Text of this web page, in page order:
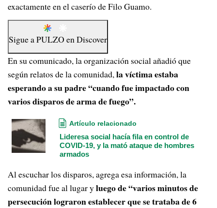
exactamente en el caserío de Filo Guamo.
Sigue aPULZO enDiscover
En su comunicado, la organización social añadió que
según relatos de la comunidad,la víctima estaba
esperando a su padre “cuando fue impactado con
varios disparos de arma de fuego”.
Artículo relacionado
Lideresa social hacía fila en control de
COVID-19, y la mató ataque de hombres
armados
Al escuchar los disparos, agrega esa información, la
comunidad fue al lugar yluego de “varios minutos de
persecución lograron establecer que se trataba de 6